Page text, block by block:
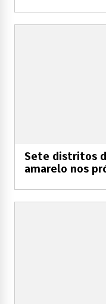
Sete distritos
amarelo nos